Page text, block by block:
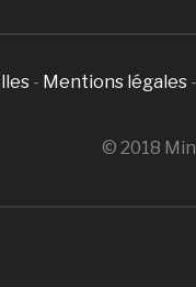
- Mentions légales -
© 2018